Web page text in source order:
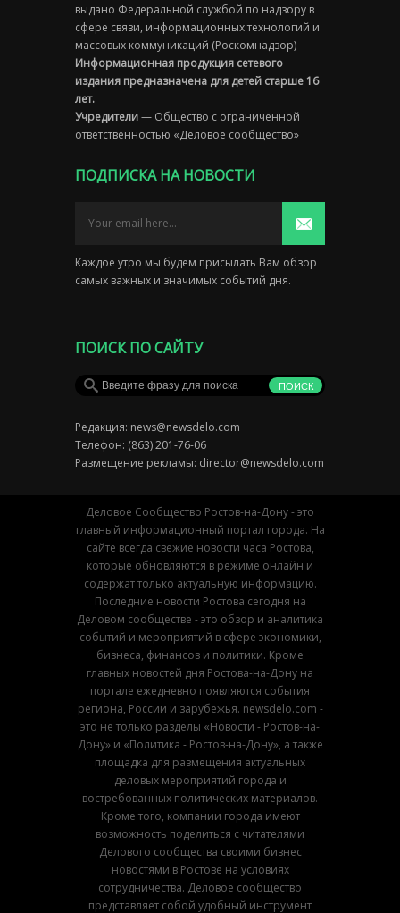
выдано Федеральной службой по надзору в
сфере связи, информационных технологий и
массовых коммуникаций (Роскомнадзор)
Информационная продукция сетевого
издания предназначена для детей старше 16
лет.
Учредители— Общество с ограниченной
ответственностью «Деловое сообщество»
ПОДПИСКА НА НОВОСТИ
Каждое утро мы будем присылать Вам обзор
самых важных и значимых событий дня.
ПОИСК ПО САЙТУ
Редакция: news@newsdelo.com
Телефон: (863) 201-76-06
Размещение рекламы: director@newsdelo.com
Деловое Сообщество Ростов-на-Дону - это
главный информационный портал города. На
сайте всегда свежие новости часа Ростова,
которые обновляются в режиме онлайн и
содержат только актуальную информацию.
Последние новости Ростова сегодня на
Деловом сообществе - это обзор и аналитика
событий и мероприятий в сфере экономики,
бизнеса, финансов и политики. Кроме
главных новостей дня Ростова-на-Дону на
портале ежедневно появляются события
региона, России и зарубежья. newsdelo.com -
это не только разделы «Новости - Ростов-на-
Дону» и «Политика - Ростов-на-Дону», а также
площадка для размещения актуальных
деловых мероприятий города и
востребованных политических материалов.
Кроме того, компании города имеют
возможность поделиться с читателями
Делового сообщества своими бизнес
новостями в Ростове на условиях
сотрудничества. Деловое сообщество
представляет собой удобный инструмент